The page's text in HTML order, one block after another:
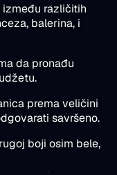
između različitih
balerina, i
da pronađu
prema veličini
savršeno.
boji osim bele,